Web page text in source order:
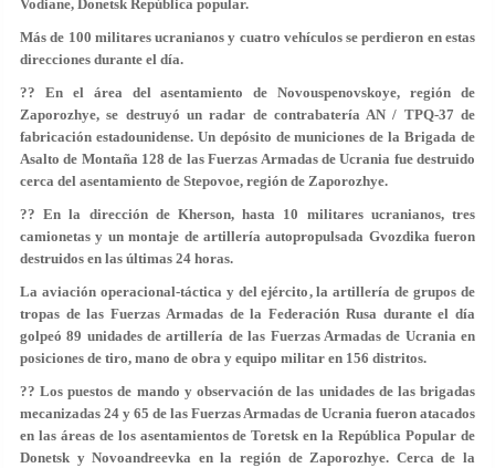
Vodiane, Donetsk República popular.
Más de 100 militares ucranianos y cuatro vehículos se perdieron en estas
direcciones durante el día.
?? En el área del asentamiento de Novouspenovskoye, región de
Zaporozhye, se destruyó un radar de contrabatería AN / TPQ-37 de
fabricación estadounidense. Un depósito de municiones de la Brigada de
Asalto de Montaña 128 de las Fuerzas Armadas de Ucrania fue destruido
cerca del asentamiento de Stepovoe, región de Zaporozhye.
?? En la dirección de Kherson, hasta 10 militares ucranianos, tres
camionetas y un montaje de artillería autopropulsada Gvozdika fueron
destruidos en las últimas 24 horas.
La aviación operacional-táctica y del ejército, la artillería de grupos de
tropas de las Fuerzas Armadas de la Federación Rusa durante el día
golpeó 89 unidades de artillería de las Fuerzas Armadas de Ucrania en
posiciones de tiro, mano de obra y equipo militar en 156 distritos.
?? Los puestos de mando y observación de las unidades de las brigadas
mecanizadas 24 y 65 de las Fuerzas Armadas de Ucrania fueron atacados
en las áreas de los asentamientos de Toretsk en la República Popular de
Donetsk y Novoandreevka en la región de Zaporozhye. Cerca de la